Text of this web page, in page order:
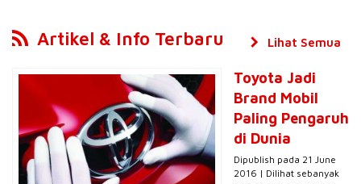
Artikel & Info Terbaru
Toyota Jadi
Brand Mobil
Paling Pengaruh
di Dunia
Dipublish pada 21 June
2016 | Dilihat sebanyak
Lihat Semua